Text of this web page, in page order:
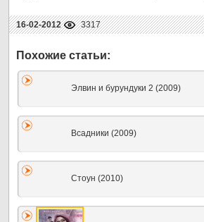
16-02-2012 3317
Элвин и бурундуки 2 (2009)
Всадники (2009)
Стоун (2010)